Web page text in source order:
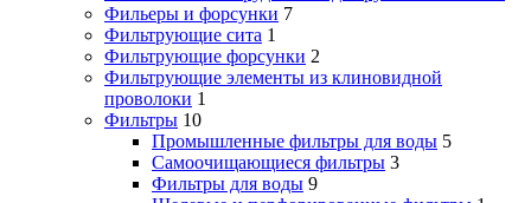
Фильеры и форсунки 7
Фильтрующие сита 1
Фильтрующие форсунки 2
Фильтрующие элементы из клиновидной
проволоки 1
Фильтры 10
Промышленные фильтры для воды 5
Самоочищающиеся фильтры 3
Фильтры для воды 9